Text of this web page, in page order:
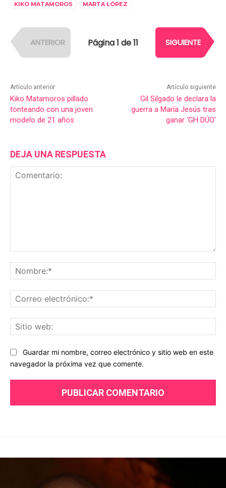
KIKO MATAMOROS MARTA LÓPEZ
ANTERIOR Página 1 de 11 SIGUIENTE
Artículo anterior
Kiko Matamoros pillado
tonteando con una joven
modelo de 21 años
Artículo siguiente
Gil Silgado le declara la
guerra a María Jesús tras
ganar ‘GH DÚO’
DEJA UNA RESPUESTA
Guardar mi nombre, correo electrónico y sitio web en este
navegador la próxima vez que comente.